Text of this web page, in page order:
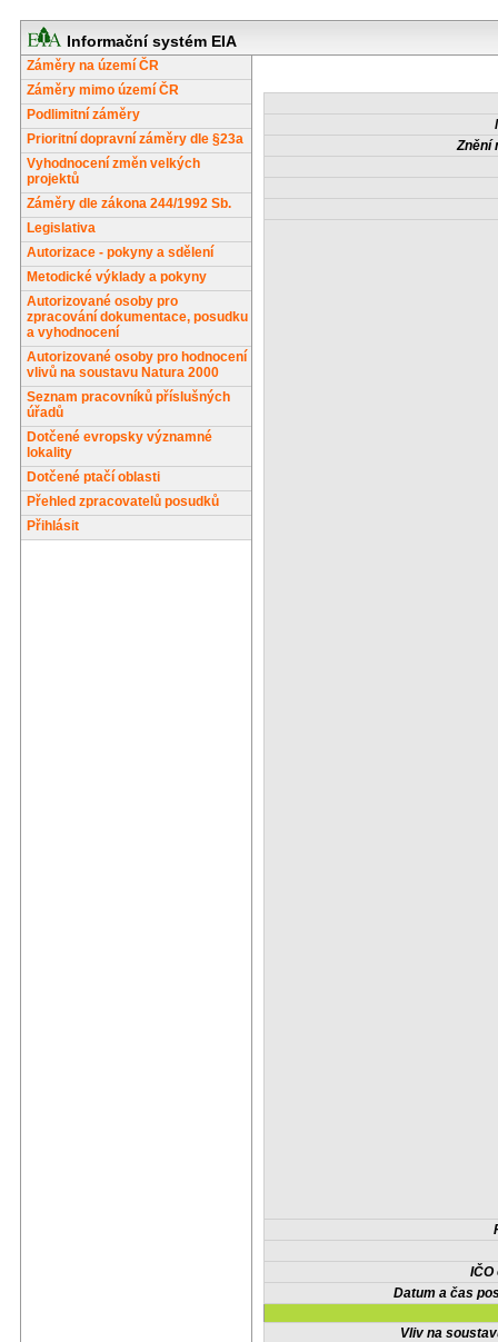
Informační systém EIA
Záměry na území ČR
Záměry mimo území ČR
Podlimitní záměry
Prioritní dopravní záměry dle §23a
Vyhodnocení změn velkých
projektů
Záměry dle zákona 244/1992 Sb.
Legislativa
Autorizace - pokyny a sdělení
Metodické výklady a pokyny
Autorizované osoby pro
zpracování dokumentace, posudku
a vyhodnocení
Autorizované osoby pro hodnocení
vlivů na soustavu Natura 2000
Seznam pracovníků příslušných
úřadů
Dotčené evropsky významné
lokality
Dotčené ptačí oblasti
Přehled zpracovatelů posudků
Přihlásit
Znění
IČO
Datum a čas
Vliv na